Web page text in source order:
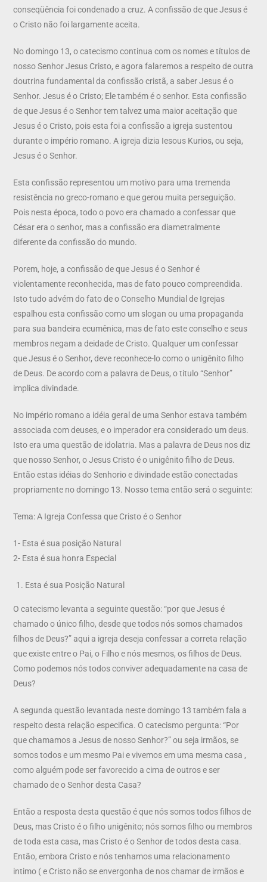
conseqüência foi condenado a cruz. A confissão de que Jesus é
o Cristo não foi largamente aceita.
No domingo 13, o catecismo continua com os nomes e títulos de
nosso Senhor Jesus Cristo, e agora falaremos a respeito de outra
doutrina fundamental da confissão cristã, a saber Jesus é o
Senhor. Jesus é o Cristo; Ele também é o senhor. Esta confissão
de que Jesus é o Senhor tem talvez uma maior aceitação que
Jesus é o Cristo, pois esta foi a confissão a igreja sustentou
durante o império romano. A igreja dizia Iesous Kurios, ou seja,
Jesus é o Senhor.
Esta confissão representou um motivo para uma tremenda
resistência no greco-romano e que gerou muita perseguição.
Pois nesta época, todo o povo era chamado a confessar que
César era o senhor, mas a confissão era diametralmente
diferente da confissão do mundo.
Porem, hoje, a confissão de que Jesus é o Senhor é
violentamente reconhecida, mas de fato pouco compreendida.
Isto tudo advém do fato de o Conselho Mundial de Igrejas
espalhou esta confissão como um slogan ou uma propaganda
para sua bandeira ecumênica, mas de fato este conselho e seus
membros negam a deidade de Cristo. Qualquer um confessar
que Jesus é o Senhor, deve reconhece-lo como o unigênito filho
de Deus. De acordo com a palavra de Deus, o titulo “Senhor”
implica divindade.
No império romano a idéia geral de uma Senhor estava também
associada com deuses, e o imperador era considerado um deus.
Isto era uma questão de idolatria. Mas a palavra de Deus nos diz
que nosso Senhor, o Jesus Cristo é o unigênito filho de Deus.
Então estas idéias do Senhorio e divindade estão conectadas
propriamente no domingo 13. Nosso tema então será o seguinte:
Tema: A Igreja Confessa que Cristo é o Senhor
1- Esta é sua posição Natural
2- Esta é sua honra Especial
Esta é sua Posição Natural
O catecismo levanta a seguinte questão: “por que Jesus é
chamado o único filho, desde que todos nós somos chamados
filhos de Deus?” aqui a igreja deseja confessar a correta relação
que existe entre o Pai, o Filho e nós mesmos, os filhos de Deus.
Como podemos nós todos conviver adequadamente na casa de
Deus?
A segunda questão levantada neste domingo 13 também fala a
respeito desta relação especifica. O catecismo pergunta: “Por
que chamamos a Jesus de nosso Senhor?” ou seja irmãos, se
somos todos e um mesmo Pai e vivemos em uma mesma casa ,
como alguém pode ser favorecido a cima de outros e ser
chamado de o Senhor desta Casa?
Então a resposta desta questão é que nós somos todos filhos de
Deus, mas Cristo é o filho unigênito; nós somos filho ou membros
de toda esta casa, mas Cristo é o Senhor de todos desta casa.
Então, embora Cristo e nós tenhamos uma relacionamento
intimo ( e Cristo não se envergonha de nos chamar de irmãos e